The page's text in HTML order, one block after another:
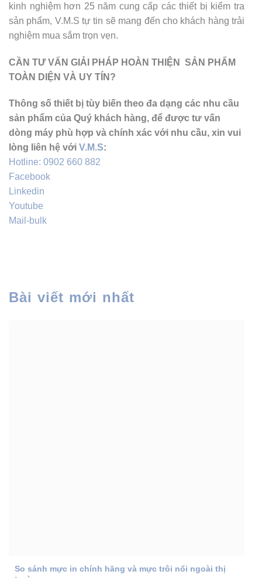
kinh nghiệm hơn 25 năm cung cấp các thiết bị kiểm tra
sản phẩm, V.M.S tự tin sẽ mang đến cho khách hàng trải
nghiệm mua sắm trọn vẹn.
CẦN TƯ VẤN GIẢI PHÁP HOÀN THIỆN SẢN PHẨM
TOÀN DIỆN VÀ UY TÍN?
Thông số thiết bị tùy biến theo đa dạng các nhu cầu
sản phẩm của Quý khách hàng, để được tư vấn
dòng máy phù hợp và chính xác với nhu cầu, xin vui
lòng liên hệ với V.M.S:
Hotline: 0902 660 882
Facebook
Linkedin
Youtube
Mail-bulk
Bài viết mới nhất
So sánh mực in chính hãng và mực trôi nổi ngoài thị